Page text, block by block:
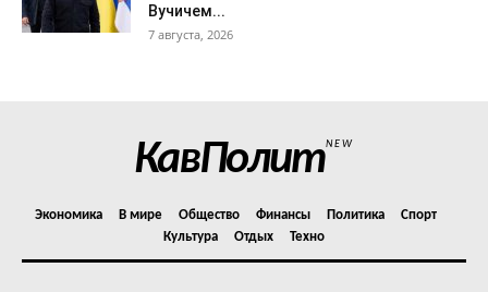
Вучичем...
7 августа, 2026
КавПолитNEW
Экономика В мире Общество Финансы Политика
Спорт
Культура
Отдых Техно